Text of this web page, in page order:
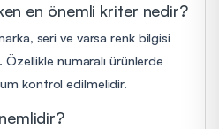
en önemli kriter nedir?
seri ve varsa renk bilgisi
numaralı ürünlerde
kontrol edilmelidir.